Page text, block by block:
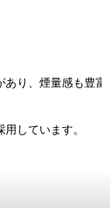
あり、煙量感も豊
しています。